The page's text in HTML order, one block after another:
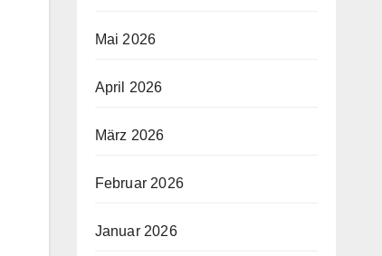
Mai 2026
April 2026
März 2026
Februar 2026
Januar 2026